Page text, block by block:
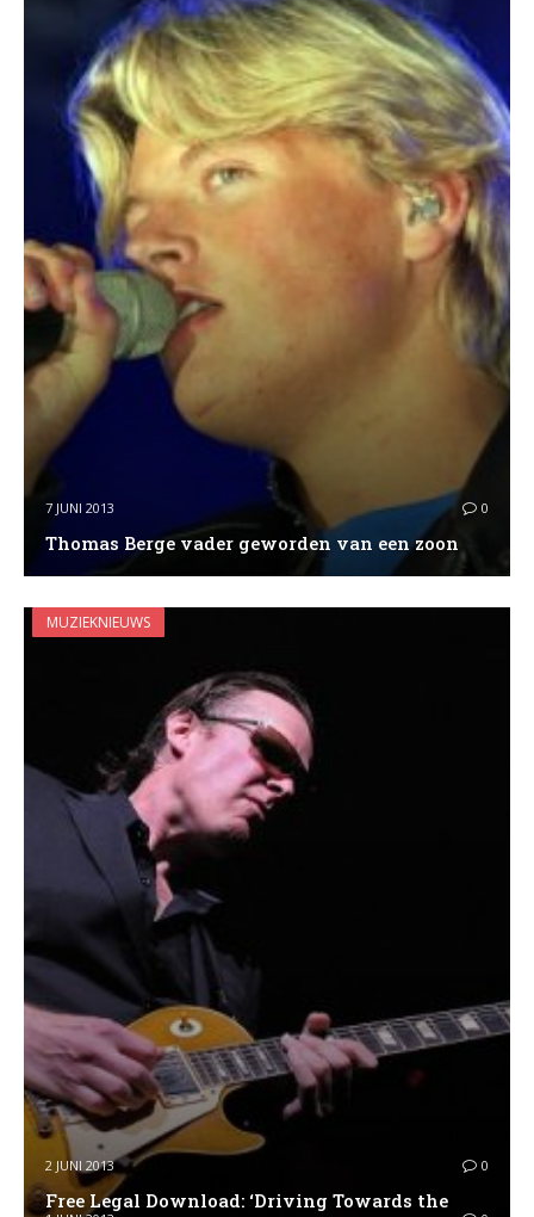
7 JUNI 2013 0
Thomas Berge vader geworden van een zoon
MUZIEKNIEUWS
2 JUNI 2013 0
Free Legal Download: ‘Driving Towards the